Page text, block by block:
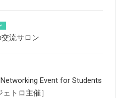
流サロン
Event for Students
トロ主催］